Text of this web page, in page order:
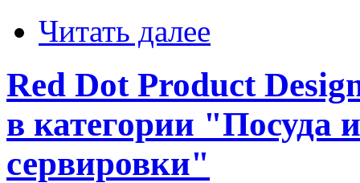
Читать далее
Red Dot Product
в категории "Посуда
сервировки"